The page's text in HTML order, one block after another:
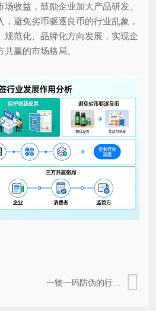
收益，鼓励企业加大产品研发、
，避免劣币驱逐良币的行业乱象，
规范化、品牌化方向发展，实现企
赢的市场格局。
一物一码防伪的行业应用价值与作用